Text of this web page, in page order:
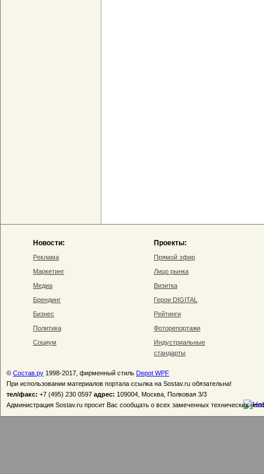
Новости:
Реклама
Маркетинг
Медиа
Брендинг
Бизнес
Политика
Социум
Проекты:
Прямой эфир
Лицо рынка
Визитка
Герои DIGITAL
Рейтинги
Фоторепортажи
Индустриальные
стандарты
© Состав.ру 1998-2017, фирменный стиль Depot WPF
При использовании материалов портала ссылка на Sostav.ru обязательна!
тел/факс: +7 (495) 230 0597 адрес: 109004, Москва, Полковая 3/3
Администрация Sostav.ru просит Вас сообщать о всех замеченных технических